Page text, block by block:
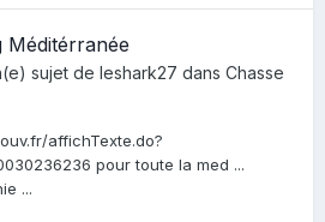
Méditérranée
sujet de leshark27 dans Chasse
affichTexte.do?
pour toute la med ...
...